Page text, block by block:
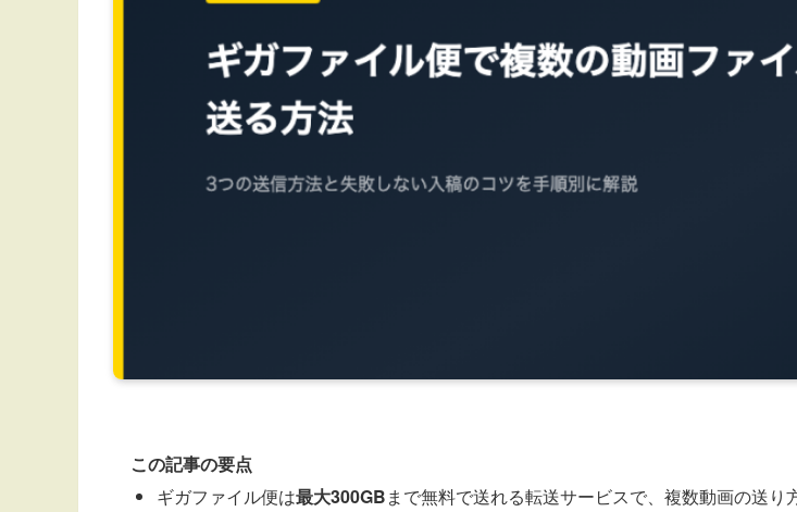
この記事の要点
ギガファイル便は最大300GBまで無料で送れる転送サービスで、複数動画の送り